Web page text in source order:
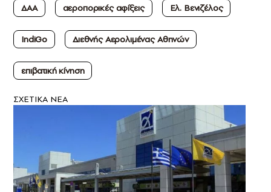
ΔΑΑ
αεροπορικές αφίξεις Ελ. Βενιζέλος
IndiGo Διεθνής Αερολιμένας Αθηνών
επιβατική κίνηση
ΣXETIKA NEA